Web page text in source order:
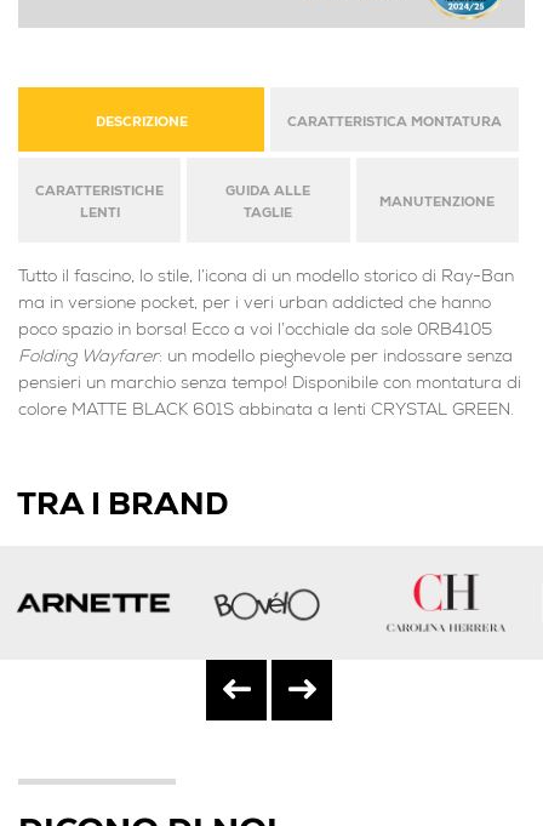
DESCRIZIONE CARATTERISTICA MONTATURA
CARATTERISTICHE
LENTI
GUIDA ALLE
TAGLIE
MANUTENZIONE
Tutto il fascino, lo stile, l’icona di un modello storico di Ray-Ban
ma in versione pocket, per i veri urban addicted che hanno
poco spazio in borsa! Ecco a voi l’occhiale da sole 0RB4105
Folding Wayfarer: un modello pieghevole per indossare senza
pensieri un marchio senza tempo! Disponibile con montatura di
colore MATTE BLACK 601S abbinata a lenti CRYSTAL GREEN.
TRA I BRAND